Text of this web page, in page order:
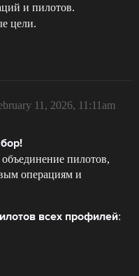
и пилотов.
цели.
11, 2026, 11:11am
пилотов,
операциям и
всех профилей: